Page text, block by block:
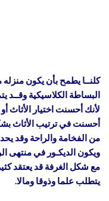
كلنــا يطمح بأن يكون منزله
البساطة الكلاسيكية وقــد
لأنك أحسنت اختيار الأثاث أو
أحسنت في ترتيب الأثاث
من الفخامة والراحة وقد
ويكون الديكـور في منتهى
مع شكل الغرفة قد يعتقد
يتطلب علما وذوقا ومالا.